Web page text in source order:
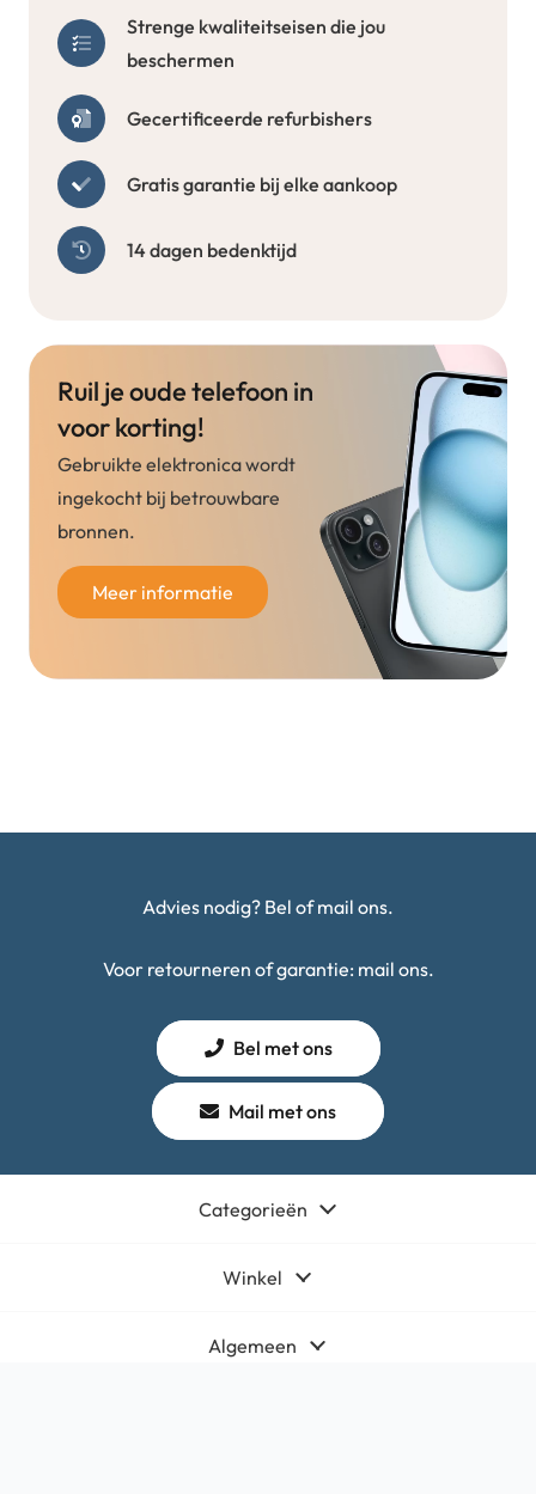
Strenge kwaliteitseisen die jou
beschermen
Gecertificeerde refurbishers
Gratis garantie bij elke aankoop
14 dagen bedenktijd
Ruil je oude telefoon in
voor korting!
Gebruikte elektronica wordt
ingekocht bij betrouwbare
bronnen.
Meer informatie
Advies nodig? Bel of mail ons.
Voor retourneren of garantie: mail ons.
Bel met ons
Mail met ons
Categorieën
Winkel
Algemeen